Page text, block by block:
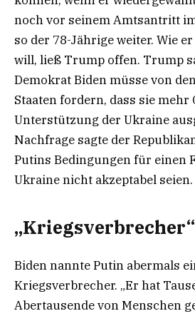
noch vor seinem Amtsantritt
so der 78-Jährige weiter. Wie
will, ließ Trump offen. Trump
Demokrat Biden müsse von
Staaten fordern, dass sie mehr
Unterstützung der Ukraine
Nachfrage sagte der
Putins Bedingungen für einen
Ukraine nicht akzeptabel seien.
„Kriegsverbrecher“
Biden nannte Putin abermals
Kriegsverbrecher. „Er hat
Abertausende von Menschen